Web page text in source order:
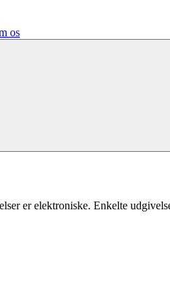
os
er elektroniske. Enkelte